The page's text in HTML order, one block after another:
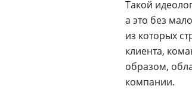
Такой
а это без
из которых
клиента,
образом,
компании.